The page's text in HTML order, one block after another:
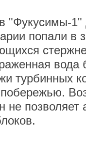
"Фукусимы-
попали в
вода
турбинных
не позволяет